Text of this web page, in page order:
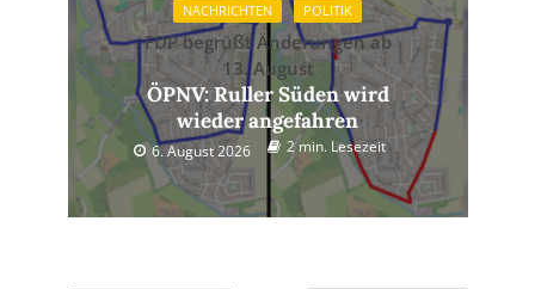
NACHRICHTEN POLITIK
FDP begrüßt Änderungen ab
13. August
ÖPNV: Ruller Süden wird
wieder angefahren
6. August 2026 2 min. Lesezeit